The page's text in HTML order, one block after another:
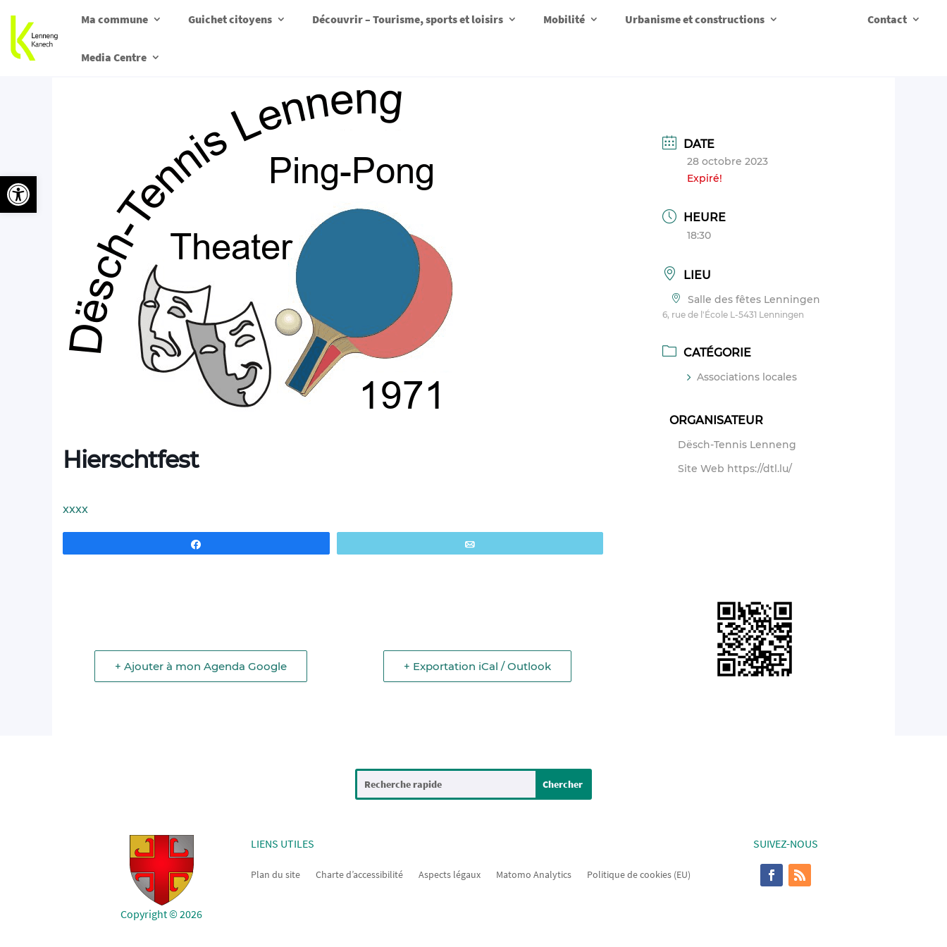
Ma commune Guichet citoyens Découvrir – Tourisme, sports et loisirs Mobilité Urbanisme et constructions Contact
Media Centre
Hierschtfest
xxxx
+ Ajouter à mon Agenda Google + Exportation iCal / Outlook
DATE
28 octobre 2023
Expiré!
HEURE
18:30
LIEU
Salle des fêtes Lenningen
6, rue de l'École L-5431 Lenningen
CATÉGORIE
Associations locales
ORGANISATEUR
Dësch-Tennis Lenneng
Site Web https://dtl.lu/
Copyright © 2026
LIENS UTILES
Plan du site Charte d’accessibilité Aspects légaux Matomo Analytics Politique de cookies (EU)
SUIVEZ-NOUS
Ouvrir la barre d’outils